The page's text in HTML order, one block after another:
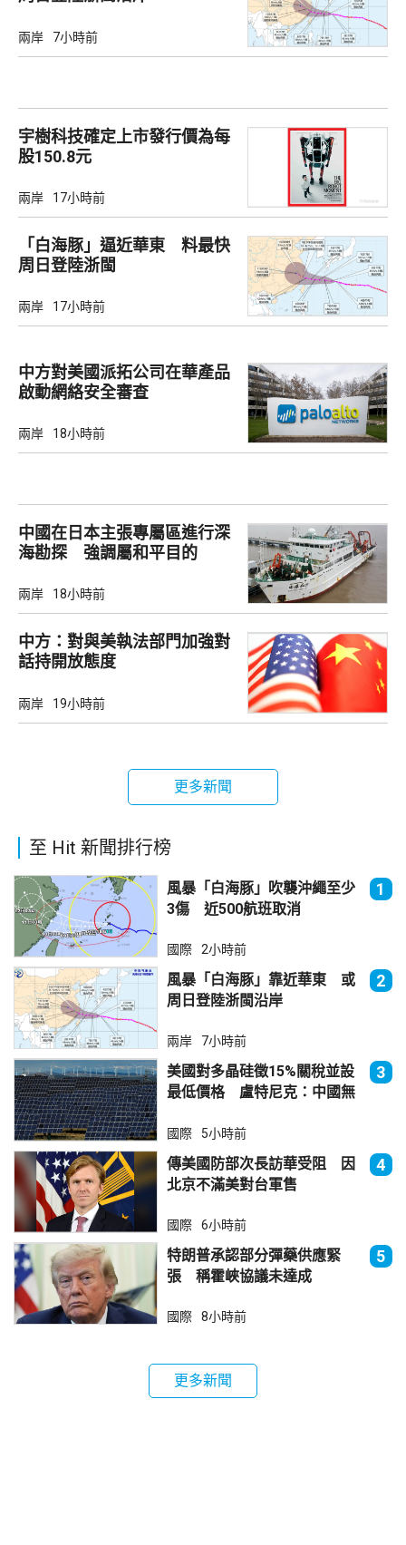
兩岸 7小時前
宇樹科技確定上市發行價為每
股150.8元
兩岸 17小時前
「白海豚」逼近華東 料最快
周日登陸浙閩
兩岸 17小時前
中方對美國派拓公司在華產品
啟動網絡安全審查
兩岸 18小時前
中國在日本主張專屬區進行深
海勘探 強調屬和平目的
兩岸 18小時前
中方：對與美執法部門加強對
話持開放態度
兩岸 19小時前
更多新聞
至 Hit 新聞排行榜
風暴「白海豚」吹襲沖繩至少
3傷 近500航班取消
1
國際 2小時前
風暴「白海豚」靠近華東 或
周日登陸浙閩沿岸
2
兩岸 7小時前
美國對多晶硅徵15%關稅並設
最低價格 盧特尼克：中國無
3
國際 5小時前
傳美國防部次長訪華受阻 因
北京不滿美對台軍售
4
國際 6小時前
特朗普承認部分彈藥供應緊
張 稱霍峽協議未達成
5
國際 8小時前
更多新聞